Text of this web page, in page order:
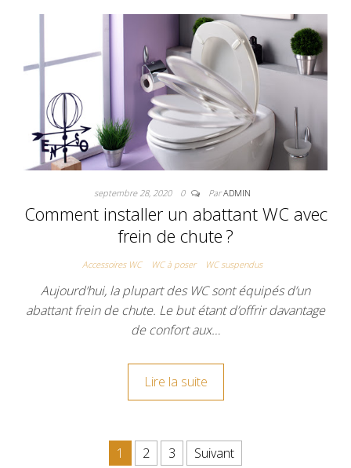
septembre 28, 2020 0 ParADMIN
Comment installer un abattant WC avec
frein de chute ?
Accessoires WC WC à poser WC suspendus
Aujourd’hui, la plupart des WC sont équipés d’un
abattant frein de chute. Le but étant d’offrir davantage
de confort aux…
Lire la suite
Navigation des articles
1 2 3 Suivant